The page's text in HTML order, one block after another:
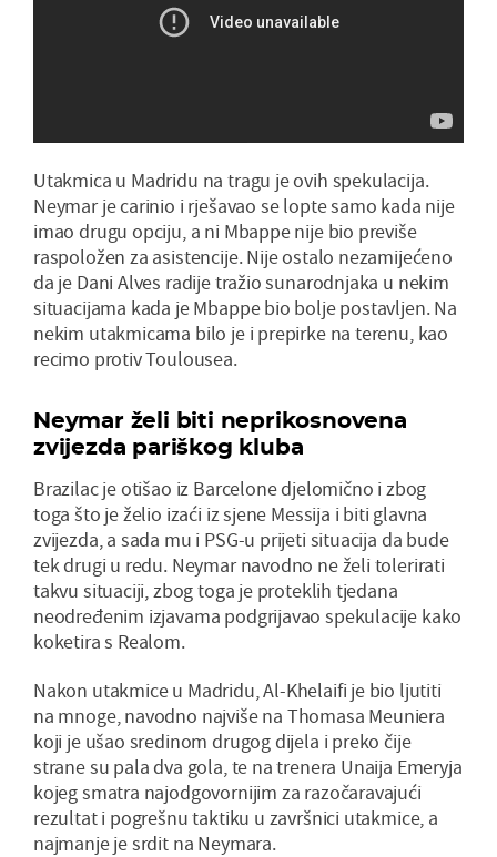
Utakmica u Madridu na tragu je ovih spekulacija.
Neymar je carinio i rješavao se lopte samo kada nije
imao drugu opciju, a ni Mbappe nije bio previše
raspoložen za asistencije. Nije ostalo nezamijećeno
da je Dani Alves radije tražio sunarodnjaka u nekim
situacijama kada je Mbappe bio bolje postavljen. Na
nekim utakmicama bilo je i prepirke na terenu, kao
recimo protiv Toulousea.
Neymar želi biti neprikosnovena
zvijezda pariškog kluba
Brazilac je otišao iz Barcelone djelomično i zbog
toga što je želio izaći iz sjene Messija i biti glavna
zvijezda, a sada mu i PSG-u prijeti situacija da bude
tek drugi u redu. Neymar navodno ne želi tolerirati
takvu situaciji, zbog toga je proteklih tjedana
neodređenim izjavama podgrijavao spekulacije kako
koketira s Realom.
Nakon utakmice u Madridu, Al-Khelaifi je bio ljutiti
na mnoge, navodno najviše na Thomasa Meuniera
koji je ušao sredinom drugog dijela i preko čije
strane su pala dva gola, te na trenera Unaija Emeryja
kojeg smatra najodgovornijim za razočaravajući
rezultat i pogrešnu taktiku u završnici utakmice, a
najmanje je srdit na Neymara.